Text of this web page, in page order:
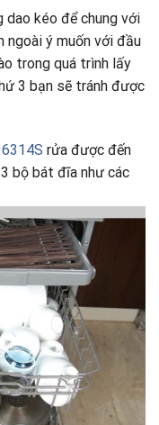
dao kéo để chung với
ý muốn với đầu
trong quá trình lấy
3 bạn sẽ tránh được
rửa được đến
bộ bát đĩa như các